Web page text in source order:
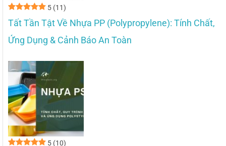
5 (11)
Tất Tần Tật Về Nhựa PP (Polypropylene): Tính Chất,
Ứng Dụng & Cảnh Báo An Toàn
5 (10)